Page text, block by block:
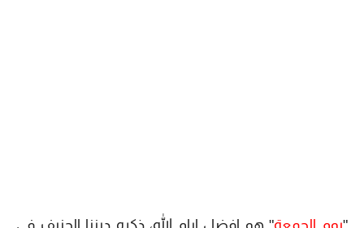
"يوم الجمعة" هو افضل ايام الله، ذكره ديننا الحنيف فى